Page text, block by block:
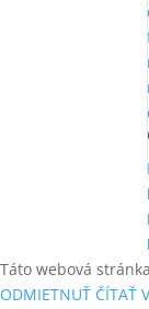
Táto webová
ODMIETNUŤ ČÍTAŤ